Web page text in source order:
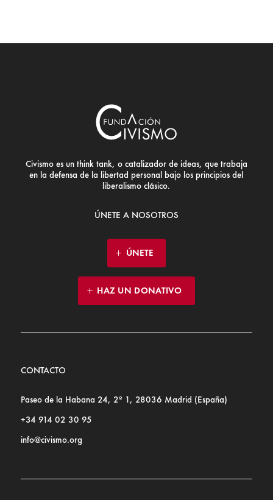
Civismo es un think tank, o catalizador de ideas, que trabaja
en la defensa de la libertad personal bajo los principios del
liberalismo clásico.
ÚNETE A NOSOTROS
ÚNETE
HAZ UN DONATIVO
CONTACTO
Paseo de la Habana 24, 2º 1, 28036 Madrid (España)
+34 914 02 30 95
info@civismo.org